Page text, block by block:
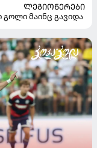
ᲚᲔᲒᲘᲝᲜᲔᲠᲔᲑᲘ
მაინც გავიდა